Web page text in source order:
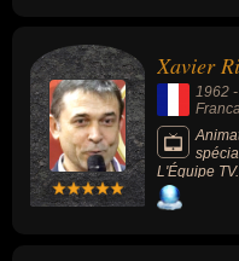
Xavier
1962 -
L'Équipe TV.